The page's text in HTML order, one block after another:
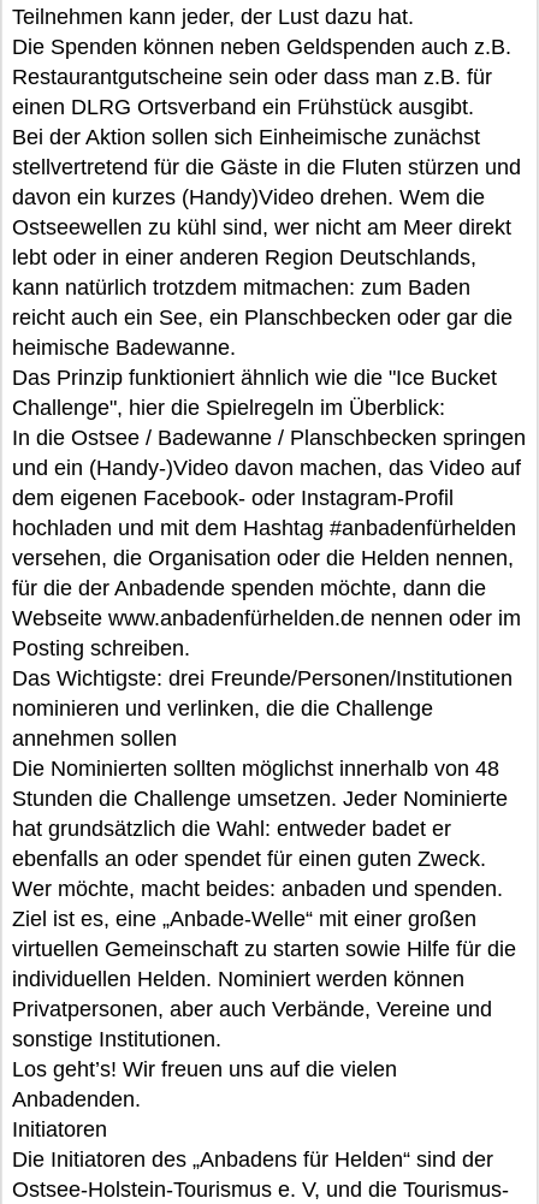
Teilnehmen kann jeder, der Lust dazu hat.
Die Spenden können neben Geldspenden auch z.B.
Restaurantgutscheine sein oder dass man z.B. für
einen DLRG Ortsverband ein Frühstück ausgibt.
Bei der Aktion sollen sich Einheimische zunächst
stellvertretend für die Gäste in die Fluten stürzen und
davon ein kurzes (Handy)Video drehen. Wem die
Ostseewellen zu kühl sind, wer nicht am Meer direkt
lebt oder in einer anderen Region Deutschlands,
kann natürlich trotzdem mitmachen: zum Baden
reicht auch ein See, ein Planschbecken oder gar die
heimische Badewanne.
Das Prinzip funktioniert ähnlich wie die "Ice Bucket
Challenge", hier die Spielregeln im Überblick:
In die Ostsee / Badewanne / Planschbecken springen
und ein (Handy-)Video davon machen, das Video auf
dem eigenen Facebook- oder Instagram-Profil
hochladen und mit dem Hashtag #anbadenfürhelden
versehen, die Organisation oder die Helden nennen,
für die der Anbadende spenden möchte, dann die
Webseite www.anbadenfürhelden.de nennen oder im
Posting schreiben.
Das Wichtigste: drei Freunde/Personen/Institutionen
nominieren und verlinken, die die Challenge
annehmen sollen
Die Nominierten sollten möglichst innerhalb von 48
Stunden die Challenge umsetzen. Jeder Nominierte
hat grundsätzlich die Wahl: entweder badet er
ebenfalls an oder spendet für einen guten Zweck.
Wer möchte, macht beides: anbaden und spenden.
Ziel ist es, eine „Anbade-Welle“ mit einer großen
virtuellen Gemeinschaft zu starten sowie Hilfe für die
individuellen Helden. Nominiert werden können
Privatpersonen, aber auch Verbände, Vereine und
sonstige Institutionen.
Los geht’s! Wir freuen uns auf die vielen
Anbadenden.
Initiatoren
Die Initiatoren des „Anbadens für Helden“ sind der
Ostsee-Holstein-Tourismus e. V, und die Tourismus-